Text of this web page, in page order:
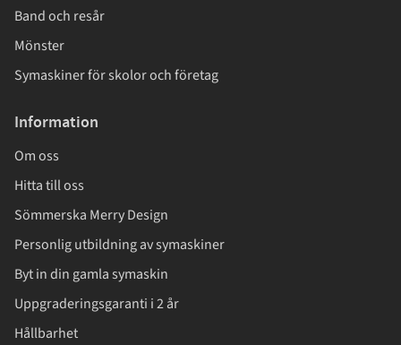
Band och resår
Mönster
Symaskiner för skolor och företag
Information
Om oss
Hitta till oss
Sömmerska Merry Design
Personlig utbildning av symaskiner
Byt in din gamla symaskin
Uppgraderingsgaranti i 2 år
Hållbarhet